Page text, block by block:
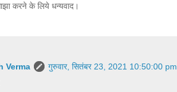
करने के लिये धन्यवाद।
Verma
गुरुवार, सितंबर 23, 2021 10:50:00 pm